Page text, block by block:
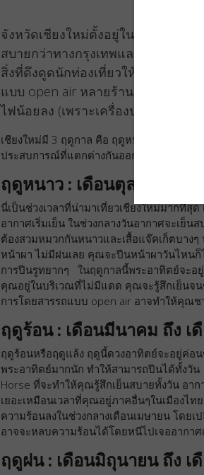
จังหวัดเชียงใหม่ตั้งอยู่ในบริเวณเชิงเ
สบายกว่าทางกรุงเทพและทางใต้ขอ
สิ่งที่ดึงดูดนักท่องเที่ยวให้มาที่นี่ ด้วย
แบบ open air หลายร้าน , มีโอกาสใ
ไฟน้อยลง (เพราะเครื่องปรับอากาศไ่
เชียงใหม่มี 3 ฤดูกาล คือ ฤดูหนาว ฤดูฝนแล
ประสบการณ์ที่แตกต่างกันออกไป
ฤดูหนาว : เดือนตุลาคม ถึง
นี่เป็นช่วงเวลาที่น่ามาเที่ยวเชียงใหม่มากที่
อากาศเริ่มเย็น ในช่วงกลางวันอากาศจะเย็
ต้องสวมหมวกกันหนาวและเสื้อแจ๊คเก็ตบาง
หน้าผา ไม่มีฝนเลย คุณจะปีนหน้าผาวันไหนก็
การปีนรูทยากๆ ในฤดูกาลนี้พระอาทิตย์จะอ
คุณอยู่ในบริเวณที่ไม่มีแดด คุณจะรู้สึกเย็นจน
การโดยสารรถแบบ open air อาจทำให้คุณช
ฤดูร้อน : เดือนมีนาคม ถึง
ฤดูร้อนหรือฤดูแล้ง ฤดูนี้ดวงอาทิตย์จะอยู่ค่อ
พระอาทิตย์มากนัก ทำให้สามารถปีนได้ทั้งวัน
Horse ที่จะทำให้คุณรู้สึกเย็นสบายทั้งวัน อา
เยอะเหมือนเวลาที่คุณอยู่ภาคอื่นๆในเมืองไ
ความร้อนลงในช่วงกลางเดือนเมษายน โดย
อาจจะหลบความร้อนได้โดยหนีไปเจออากา
ฤดูฝน : เดือนมิถุนายน ถึง เ